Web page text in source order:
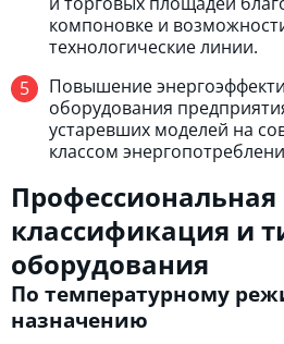
компоновке и
технологические линии.
Повышение
оборудования
устаревших моделей на
классом
Профессиональная
классификация и
оборудования
По температурному
назначению